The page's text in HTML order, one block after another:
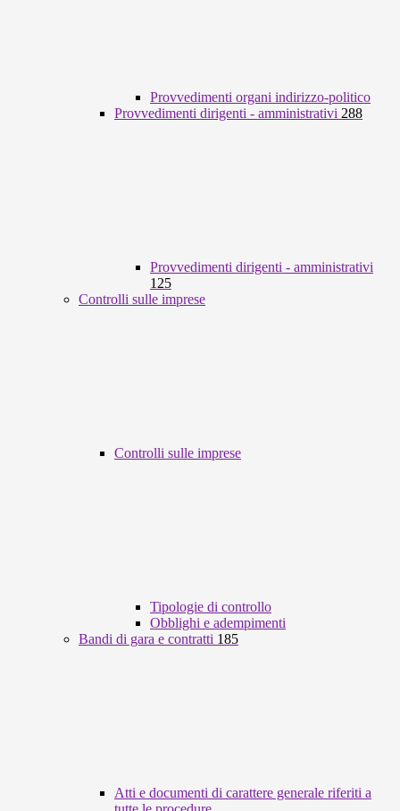
Provvedimenti organi indirizzo-politico
Provvedimenti dirigenti - amministrativi 288
Provvedimenti dirigenti - amministrativi
125
Controlli sulle imprese
Controlli sulle imprese
Tipologie di controllo
Obblighi e adempimenti
Bandi di gara e contratti 185
Atti e documenti di carattere generale riferiti a